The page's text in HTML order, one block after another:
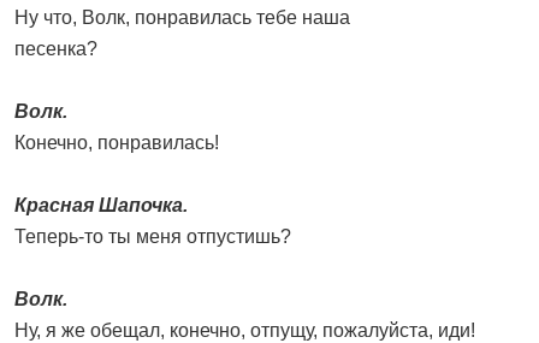
Ну что, Волк, понравилась тебе наша
песенка?
Волк.
Конечно, понравилась!
Красная Шапочка.
Теперь-то ты меня отпустишь?
Волк.
Ну, я же обещал, конечно, отпущу, пожалуйста, иди!